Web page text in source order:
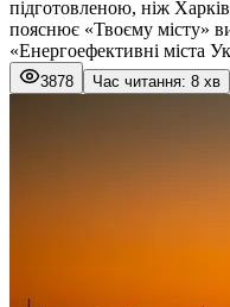
підготовленою, ніж
пояснює «Твоєму місту»
«Енергоефективні міста
3878 Час читання: 8 хв